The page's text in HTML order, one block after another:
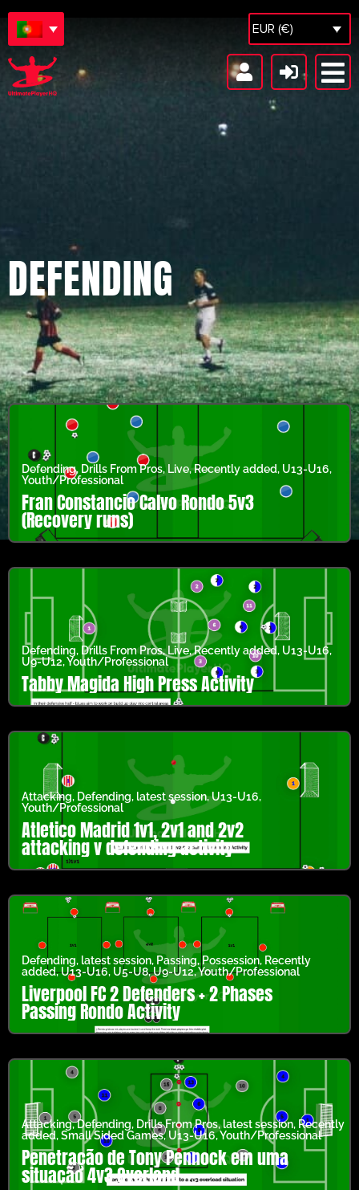
EUR (€)
DEFENDING
Defending, Drills From Pros, Live,Recently added, U13-U16,
Youth/Professional
Fran Constancio Calvo Rondo 5v3
(Recovery runs)
Defending, Drills From Pros,Live,Recently added, U13-U16,
U9-U12,Youth/Professional
Tabby Magida High Press Activity
Attacking, Defending, latest session,U13-U16,
Youth/Professional
Atletico Madrid 1v1, 2v1 and 2v2
attacking v defending activity
Defending, latest session, Passing,Possession, Recently
added,U13-U16, U5-U8,U9-U12,Youth/Professional
Liverpool FC 2 Defenders + 2 Phases
Passing Rondo Activity
Attacking,Defending, Drills From Pros,latest session, Recently
added,Small Sided Games, U13-U16,Youth/Professional
Penetração de Tony Pennock em uma
situação 4v3 Overland